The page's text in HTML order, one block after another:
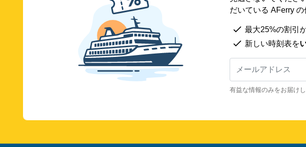
だいている AFerry
最大25%の割引
新しい時刻表を
有益な情報のみをお届け